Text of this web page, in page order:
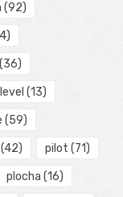
(92)
level (13)
(59)
pilot (71)
plocha (16)